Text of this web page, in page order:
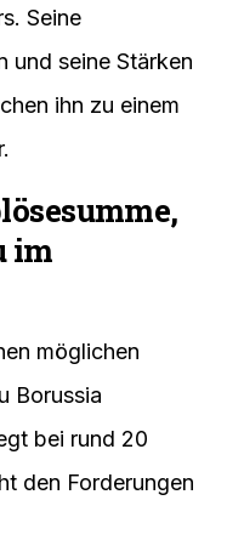
Seine
und seine Stärken
ihn zu einem
im
möglichen
Borussia
bei rund 20
den Forderungen